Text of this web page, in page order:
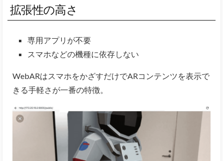
拡張性の高さ
専用アプリが不要
スマホなどの機種に依存しない
WebARはスマホをかざすだけでARコンテンツを表示で
きる手軽さが一番の特徴。